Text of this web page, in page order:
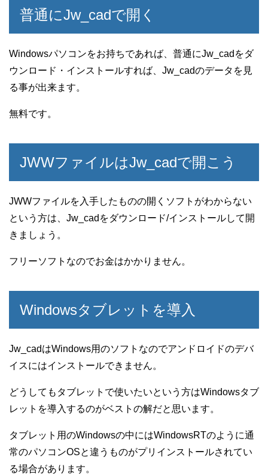
普通にJw_cadで開く
Windowsパソコンをお持ちであれば、普通にJw_cadをダ
ウンロード・インストールすれば、Jw_cadのデータを見
る事が出来ます。
無料です。
JWWファイルはJw_cadで開こう
JWWファイルを入手したものの開くソフトがわからない
という方は、Jw_cadをダウンロード/インストールして開
きましょう。
フリーソフトなのでお金はかかりません。
Windowsタブレットを導入
Jw_cadはWindows用のソフトなのでアンドロイドのデバ
イスにはインストールできません。
どうしてもタブレットで使いたいという方はWindowsタブ
レットを導入するのがベストの解だと思います。
タブレット用のWindowsの中にはWindowsRTのように通
常のパソコンOSと違うものがプリインストールされてい
る場合があります。